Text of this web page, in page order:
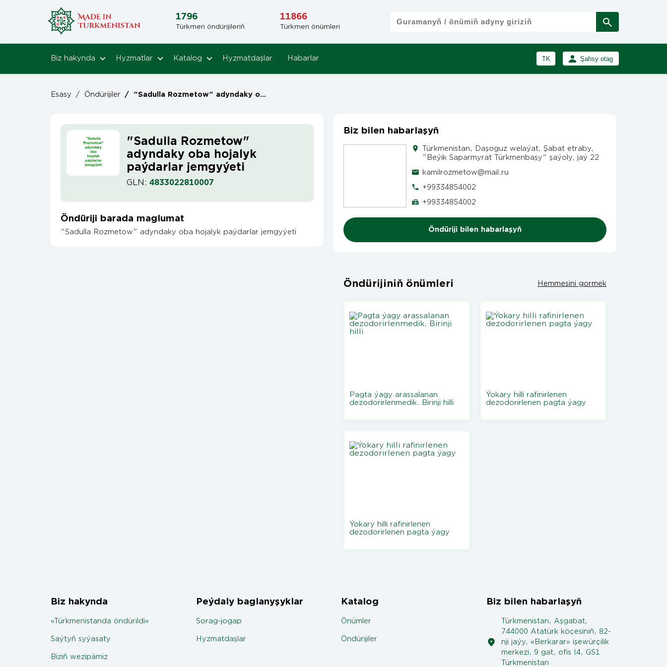
1796
Türkmen öndürijileriň
11866
Türkmen önümleri
Biz hakynda Hyzmatlar Katalog Hyzmatdaşlar Habarlar TK
RU
Şahsy otag
Esasy / Öndürijiler / "Sadulla Rozmetow" adyndaky oba hojalyk paýdarlar jemgyýeti
"Sadulla Rozmetow"
adyndaky oba hojalyk
paýdarlar jemgyýeti
GLN: 4833022810007
Öndüriji barada maglumat
"Sadulla Rozmetow" adyndaky oba hojalyk paýdarlar jemgyýeti
Biz bilen habarlaşyň
Türkmenistan, Daşoguz welaýat, Şabat etraby,
"Beýik Saparmyrat Türkmenbaşy" şaýoly, jaý 22
kamilrozmetow@mail.ru
+99334854002
+99334854002
Öndüriji bilen habarlaşyň
Öndürijiniň önümleri Hemmesini gormek
Pagta ýagy arassalanan
dezodorirlenmedik. Birinji hilli
Ýokary hilli rafinirlenen
dezodorirlenen pagta ýagy
Ýokary hilli rafinirlenen
dezodorirlenen pagta ýagy
Biz hakynda
«Türkmenistanda öndürildi»
Saýtyň syýasaty
Biziň wezipämiz
Peýdaly baglanyşyklar
Sorag-jogap
Hyzmatdaşlar
Katalog
Önümler
Öndürijiler
Biz bilen habarlaşyň
Türkmenistan, Aşgabat,
744000 Atatürk köçesiniň, 82-
nji jaýy, «Berkarar» işewürçilik
merkezi, 9 gat, ofis I4, GS1
Türkmenistan